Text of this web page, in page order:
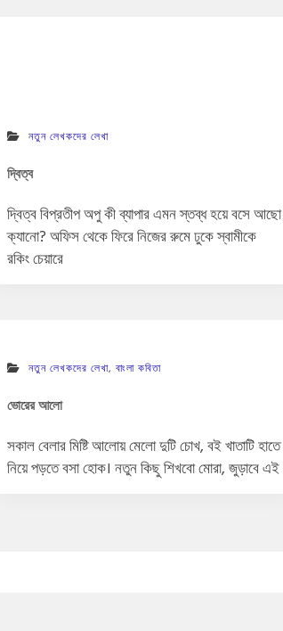
নতুন লেখকদের লেখা
দ্বিত্ব
দ্বিত্ব বিপ্রতীপ অপু কী ব্যাপার এমন স্তব্ধ হয়ে বসে আছো
ক্যানো? অফিস থেকে ফিরে নিজের রুমে ঢুকে স্বামীকে
রকিং চেয়ারে
নতুন লেখকদের লেখা,বাংলা কবিতা
ভোরের আলো
সকাল বেলার মিষ্টি আলোয় মেলো দুটি চোখ, বই খাতাটি হাতে
নিয়ে পড়তে বসা হোক। নতুন কিছু শিখবো মোরা, জুড়াবে এই